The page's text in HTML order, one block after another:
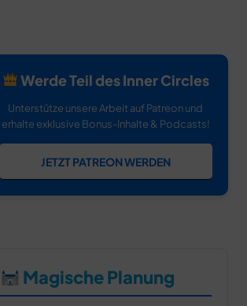
Werde Teil des Inner Circles
Unterstütze unsere Arbeit auf Patreon und
erhalte exklusive Bonus-Inhalte & Podcasts!
JETZT PATREON WERDEN
Magische Planung